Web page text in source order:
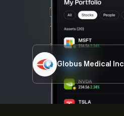
Globus Medical Inc